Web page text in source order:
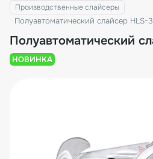
Производственные слайсеры
Полуавтоматический слайсер HLS-
Полуавтоматический
НОВИНКА